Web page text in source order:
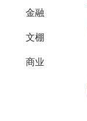
金融
文棚
商业